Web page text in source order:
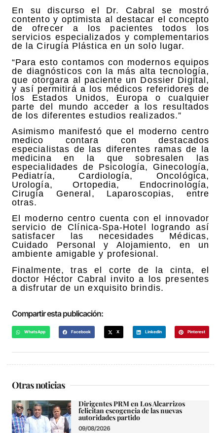
En su discurso el Dr. Cabral se mostró
contento y optimista al destacar el concepto
de ofrecer a los pacientes todos los
servicios especializados y complementarios
de la Cirugía Plástica en un solo lugar.
“Para esto contamos con modernos equipos
de diagnósticos con la más alta tecnología,
que otorgara al paciente un Dossier Digital,
y así permitirá a los médicos referidores de
los Estados Unidos, Europa o cualquier
parte del mundo acceder a los resultados
de los diferentes estudios realizados.”
Asimismo manifestó que el moderno centro
medico contara con destacados
especialistas de las diferentes ramas de la
medicina en la que sobresalen las
especialidades de Psicología, Ginecología,
Pediatría, Cardiología, Oncológica,
Urología, Ortopedia, Endocrinología,
Cirugía General, Laparoscopias, entre
otras.
El moderno centro cuenta con el innovador
servicio de Clínica-Spa-Hotel logrando así
satisfacer las necesidades Médicas,
Cuidado Personal y Alojamiento, en un
ambiente amigable y profesional.
Finalmente, tras el corte de la cinta, el
doctor Héctor Cabral invito a los presentes
a disfrutar de un exquisito brindis.
Compartir esta publicación:
WhatsApp Facebook X LinkedIn Pinterest
Otras noticias
Dirigentes PRM en Los Alcarrizos
felicitan escogencia de las nuevas
autoridades partido
09/08/2026